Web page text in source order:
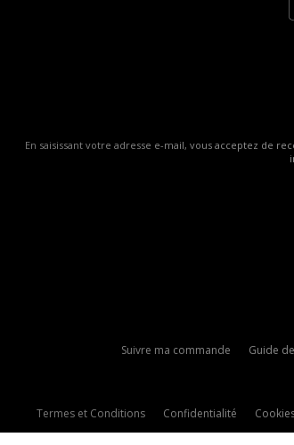
En saisissant votre adresse e-mail, vous acceptez de
Suivre ma commande Guide
Termes et Conditions Confidentialité